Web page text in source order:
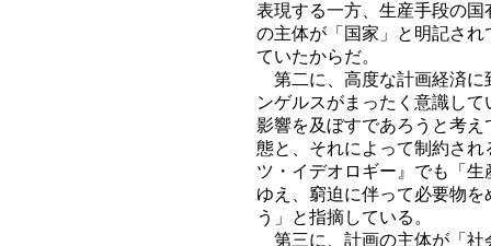
表現する一方、生産手段の
の主体が「国家」と明記さ
ていたからだ。
第二に、高度な計画経済に
ンゲルスがまったく意識し
影響を及ぼすであろうと考
態と、それによって制約さ
ツ・イデオロギー』でも「
ゆえ、窮迫に伴って必要物
う」と指摘している。
第三に、計画の主体が「社